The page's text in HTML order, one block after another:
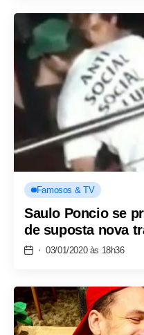
Famosos & TV
Saulo Poncio se
de suposta nova
03/01/2020 às 18h36